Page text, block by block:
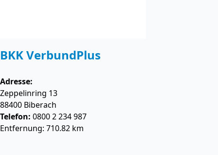
BKK VerbundPlus
Adresse:
Zeppelinring 13
88400 Biberach
Telefon: 0800 2 234 987
Entfernung: 710.82 km